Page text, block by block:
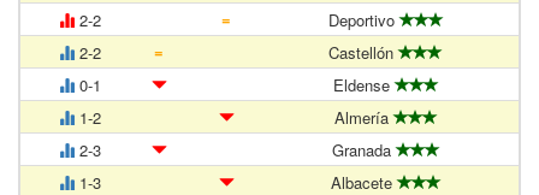
2-2 =
Deportivo
2-2
=
Castellón
0-1
Eldense
1-2
Almería
2-3
Granada
1-3
Albacete